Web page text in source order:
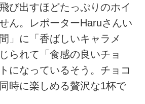
び出すほどたっぷりのホイ
ん。レポーターHaruさんい
」に「香ばしいキャラメ
られて「食感の良いチョ
になっているそう。チョコ
時に楽しめる贅沢な1杯で